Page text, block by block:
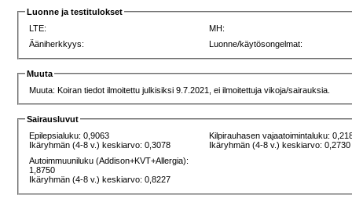
Luonne ja testitulokset
LTE:
MH:
Ääniherkkyys:
Luonne/käytösongelmat:
Muuta
Muuta: Koiran tiedot ilmoitettu julkisiksi 9.7.2021, ei ilmoitettuja vikoja/sairauksia.
Sairausluvut
Epilepsialuku: 0,9063
Ikäryhmän (4-8 v.) keskiarvo: 0,3078
Kilpirauhasen vajaatoimintaluku:
Ikäryhmän (4-8 v.) keskiarvo: 0,2730
Autoimmuuniluku (Addison+KVT+Allergia):
1,8750
Ikäryhmän (4-8 v.) keskiarvo: 0,8227